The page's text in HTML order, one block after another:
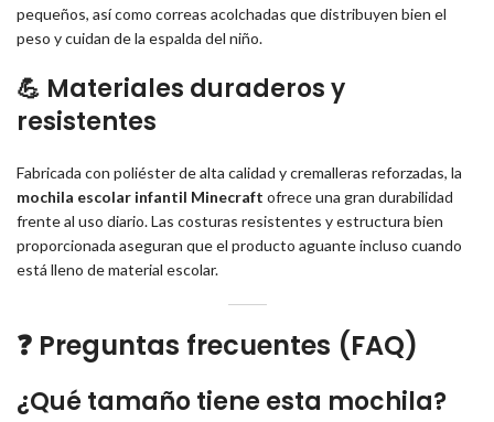
pequeños, así como correas acolchadas que distribuyen bien el
peso y cuidan de la espalda del niño.
💪 Materiales duraderos y
resistentes
Fabricada con poliéster de alta calidad y cremalleras reforzadas, la
mochila escolar infantil Minecraft ofrece una gran durabilidad
frente al uso diario. Las costuras resistentes y estructura bien
proporcionada aseguran que el producto aguante incluso cuando
está lleno de material escolar.
❓ Preguntas frecuentes (FAQ)
¿Qué tamaño tiene esta mochila?